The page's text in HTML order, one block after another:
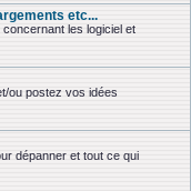
etc...
les logiciel et
ou postez vos idées
dépanner et tout ce qui